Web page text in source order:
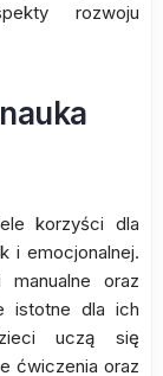
rozwoju
korzyści dla
i emocjonalnej.
manualne oraz
istotne dla ich
uczą się
ćwiczenia oraz